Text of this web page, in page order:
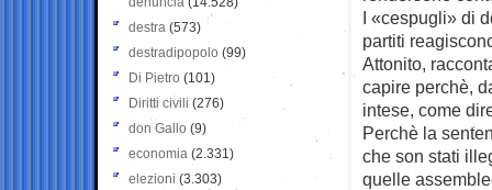
I «cespugli» di
partiti
Attonito,
capire perchè,
intese, come
Perchè la
che son stati
quelle
destra (573)
destradipopolo (99)
Di Pietro (101)
Diritti civili (276)
don Gallo (9)
economia (2.331)
elezioni (3.303)